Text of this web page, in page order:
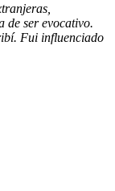
de ser evocativo.
Fui influenciado